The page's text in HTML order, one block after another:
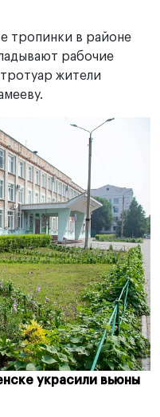
тропинки в районе
рабочие
жители
украсили вьюны